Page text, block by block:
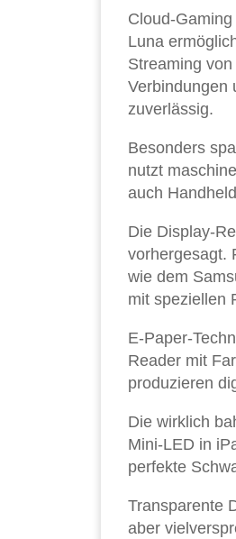
Cloud-
Luna
Streaming
Verbindungen
zuverlässig.
Besonders
nutzt
auch
Die Display-
vorhergesagt.
wie dem
mit speziellen
E-Paper-
Reader mit
produzieren
Die wirklich
Mini-LED in
perfekte
Transparente
aber